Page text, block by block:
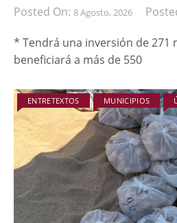
Posted On: 8 Agosto, 2026
* Tendrá una inversión de 271
beneficiará a más de 550
ENTRETEXTOS MUNICIPIOS